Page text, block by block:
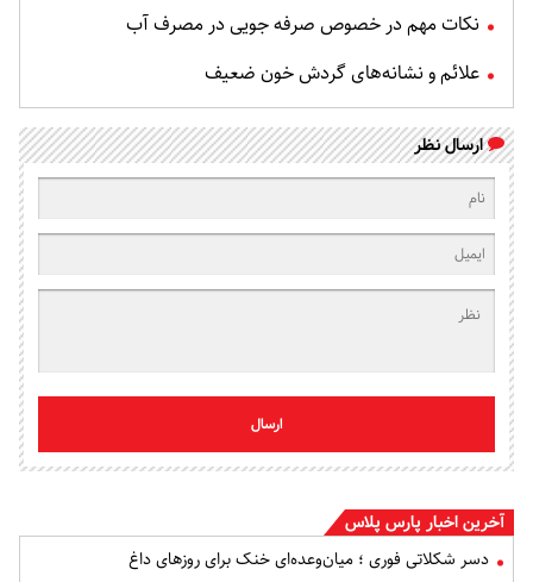
نکات مهم در خصوص صرفه جویی در مصرف آب
علائم و نشانه‌های گردش خون ضعیف
ارسال نظر
ارسال
آخرین اخبار پارس پلاس
دسر شکلاتی فوری ؛ میان‌وعده‌ای خنک برای روزهای داغ